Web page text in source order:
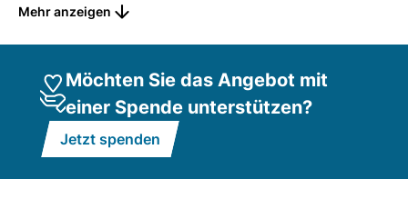
Vorstellungsvermögen. Sie können gut mit Zahlen
umgehen und arbeiten exakt und zuverlässig.
Schreiner sind körperlich belastbar und
unempfindlich gegenüber Staub und Lärm.
Mehr anzeigen
Möchten Sie das Angebot mit
einer Spende unterstützen?
Jetzt spenden